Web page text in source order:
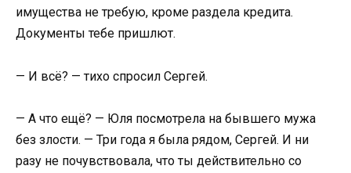
имущества не требую, кроме раздела кредита.
Документы тебе пришлют.
— И всё? — тихо спросил Сергей.
— А что ещё? — Юля посмотрела на бывшего мужа
без злости. — Три года я была рядом, Сергей. И ни
разу не почувствовала, что ты действительно со